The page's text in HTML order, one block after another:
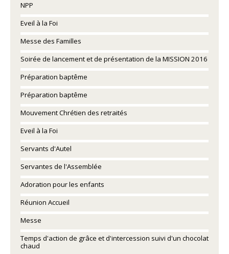
NPP
Eveil à la Foi
Messe des Familles
Soirée de lancement et de présentation de la MISSION 2016
Préparation baptême
Préparation baptême
Mouvement Chrétien des retraités
Eveil à la Foi
Servants d'Autel
Servantes de l'Assemblée
Adoration pour les enfants
Réunion Accueil
Messe
Temps d'action de grâce et d'intercession suivi d'un chocolat
chaud